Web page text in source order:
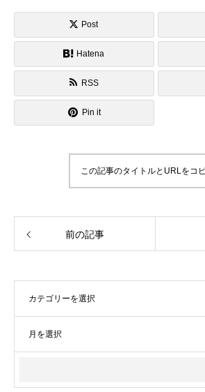
Post
Hatena
RSS
Pin it
この記事のタイトルとURLをコ
前の記事